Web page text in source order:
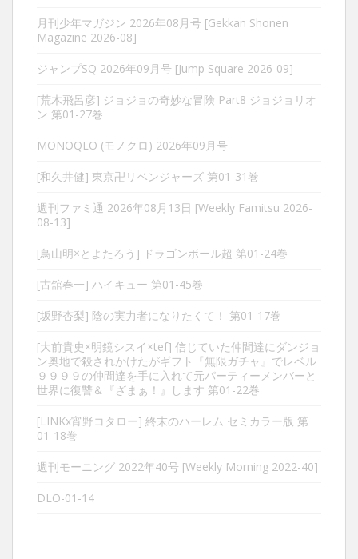
月刊少年マガジン 2026年08月号 [Gekkan Shonen
Magazine 2026-08]
ジャンプSQ 2026年09月号 [Jump Square 2026-09]
[荒木飛呂彦] ジョジョの奇妙な冒険 Part8 ジョジョリオ
ン 第01-27巻
MONOQLO (モノクロ) 2026年09月号
[和久井健] 東京卍リベンジャーズ 第01-31巻
週刊ファミ通 2026年08月13日 [Weekly Famitsu 2026-
08-13]
[鳥山明×とよたろう] ドラゴンボール超 第01-24巻
[古舘春一] ハイキュー 第01-45巻
[坂野杏梨] 陰の実力者になりたくて！ 第01-17巻
[大前貴史×明鏡シスイ×tef] 信じていた仲間達にダンジョ
ン奥地で殺されかけたがギフト『無限ガチャ』でレベル
９９９９の仲間達を手に入れて元パーティーメンバーと
世界に復讐＆『ざまぁ！』します 第01-22巻
[LINKx宵野コタロー] 終末のハーレム セミカラー版 第
01-18巻
週刊モーニング 2022年40号 [Weekly Morning 2022-40]
DLO-01-14